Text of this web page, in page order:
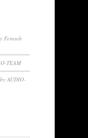
Fernseh
TEAM
AUDIO-